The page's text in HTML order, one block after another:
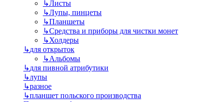
↳Листы
↳Лупы, пинцеты
↳Планшеты
↳Средства и приборы для чистки монет
↳Холдеры
↳для открыток
↳Альбомы
↳для пивной атрибутики
↳лупы
↳разное
↳планшет польского производства